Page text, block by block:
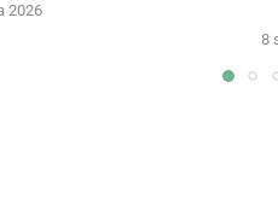
2026
8